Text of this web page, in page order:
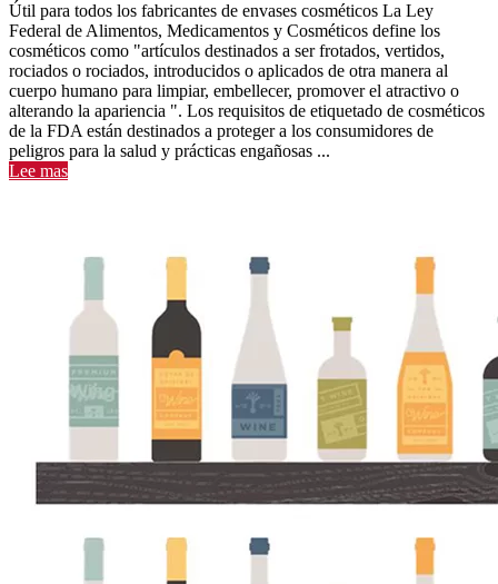
Útil para todos los fabricantes de envases cosméticos La Ley
Federal de Alimentos, Medicamentos y Cosméticos define los
cosméticos como "artículos destinados a ser frotados, vertidos,
rociados o rociados, introducidos o aplicados de otra manera al
cuerpo humano para limpiar, embellecer, promover el atractivo o
alterando la apariencia ". Los requisitos de etiquetado de cosméticos
de la FDA están destinados a proteger a los consumidores de
peligros para la salud y prácticas engañosas ...
Lee mas